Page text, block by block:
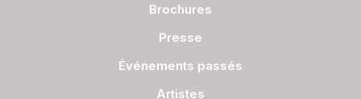
Brochures
Presse
Événements passés
Artistes